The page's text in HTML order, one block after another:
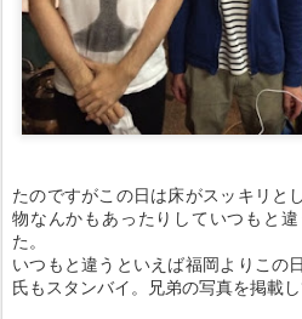
たのですがこの日は床がスッキリと
物なんかもあったりしていつもと
た。
いつもと違うといえば福岡よりこの
氏もスタンバイ。兄弟の写真を掲載し